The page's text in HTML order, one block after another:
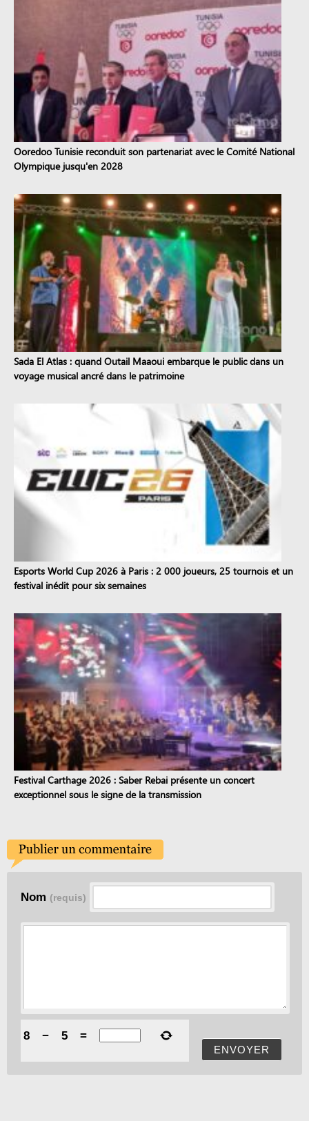
Ooredoo Tunisie reconduit son partenariat avec le Comité National
Olympique jusqu'en 2028
Sada El Atlas : quand Outail Maaoui embarque le public dans un
voyage musical ancré dans le patrimoine
Esports World Cup 2026 à Paris : 2 000 joueurs, 25 tournois et un
festival inédit pour six semaines
Festival Carthage 2026 : Saber Rebai présente un concert
exceptionnel sous le signe de la transmission
Nom (requis)
ENVOYER
8 − 5 =